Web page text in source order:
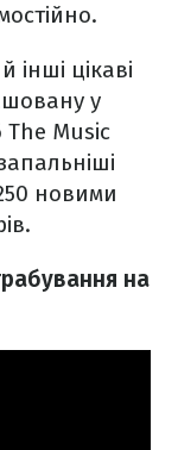
інші цікаві
у
The Music
новими
на